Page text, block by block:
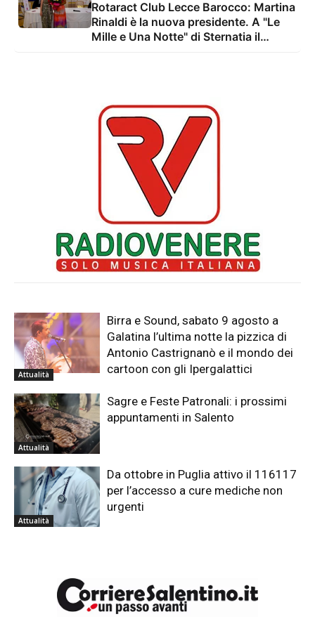
Rotaract Club Lecce Barocco: Martina
Rinaldi è la nuova presidente. A "Le
Mille e Una Notte" di Sternatia il
Attualità
Birra e Sound, sabato 9 agosto a
Galatina l’ultima notte la pizzica di
Antonio Castrignanò e il mondo dei
cartoon con gli Ipergalattici
Attualità
Sagre e Feste Patronali: i prossimi
appuntamenti in Salento
Attualità
Da ottobre in Puglia attivo il 116117
per l’accesso a cure mediche non
urgenti